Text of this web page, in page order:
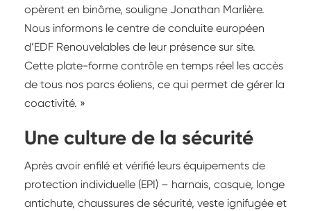
opèrent en binôme, souligne Jonathan Marlière.
Nous informons le centre de conduite européen
d’EDF Renouvelables de leur présence sur site.
Cette plate-forme contrôle en temps réel les accès
de tous nos parcs éoliens, ce qui permet de gérer la
coactivité. »
Une culture de la sécurité
Après avoir enfilé et vérifié leurs équipements de
protection individuelle (EPI) – harnais, casque, longe
antichute, chaussures de sécurité, veste ignifugée et